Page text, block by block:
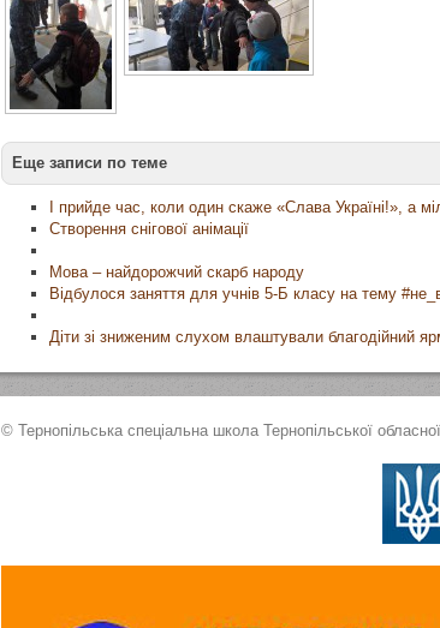
Еще записи по теме
І прийде час, коли один скаже «Слава Україні!», а
Створення снігової анімації
Мова – найдорожчий скарб народу
Відбулося заняття для учнів 5-Б класу на тему
Діти зі зниженим слухом влаштували благодійний
© Тернопільська спеціальна школа Тернопільської